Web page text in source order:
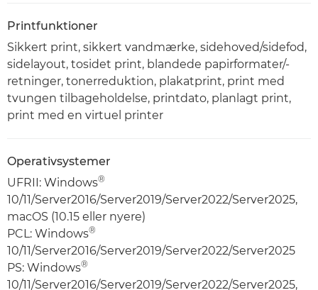
Printfunktioner
Sikkert print, sikkert vandmærke, sidehoved/sidefod,
sidelayout, tosidet print, blandede papirformater/-
retninger, tonerreduktion, plakatprint, print med
tvungen tilbageholdelse, printdato, planlagt print,
print med en virtuel printer
Operativsystemer
UFRII: Windows®
10/11/Server2016/Server2019/Server2022/Server2025,
macOS (10.15 eller nyere)
PCL: Windows®
10/11/Server2016/Server2019/Server2022/Server2025
PS: Windows®
10/11/Server2016/Server2019/Server2022/Server2025,